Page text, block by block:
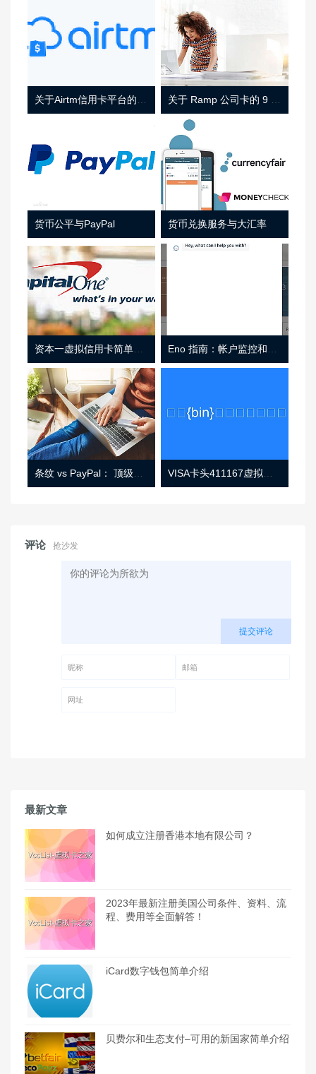
货币公平与PayPal 货币兑换服务与大汇率
资本一虚拟信用卡简单介绍
条纹 vs PayPal： 顶级功能， 定价 （和更多！ VISA卡头411167虚拟卡基础信息
评论 抢沙发
提交评论
最新文章
如何成立注册香港本地有限公司？
2023年最新注册美国公司条件、资料、流
程、费用等全面解答！
iCard数字钱包简单介绍
贝费尔和生态支付–可用的新国家简单介绍